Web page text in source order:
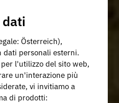
Österreich),
dati personali esterni.
l'utilizzo del sito web,
un'interazione più
vi invitiamo a
di prodotti: